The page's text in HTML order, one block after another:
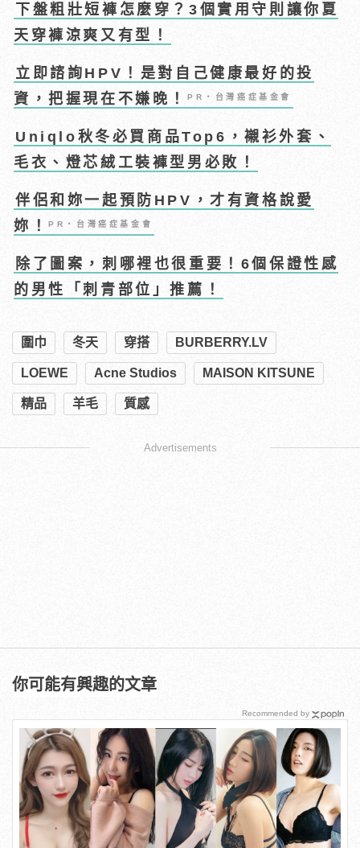
下盤粗壯短褲怎麼穿？3個實用守則讓你夏
天穿褲涼爽又有型！
立即諮詢HPV！是對自己健康最好的投
資，把握現在不嫌晚！PR・台灣癌症基金會
Uniqlo秋冬必買商品Top6，襯衫外套、
毛衣、燈芯絨工裝褲型男必敗！
伴侶和妳一起預防HPV，才有資格說愛
妳！PR・台灣癌症基金會
除了圖案，刺哪裡也很重要！6個保證性感
的男性「刺青部位」推薦！
圍巾 冬天 穿搭 BURBERRY.LV
LOEWE Acne Studios MAISON KITSUNE
精品 羊毛 質感
Advertisements
你可能有興趣的文章
Recommended by